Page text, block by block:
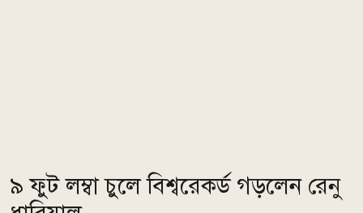
৯ ফুট লম্বা চুলে বিশ্বরেকর্ড গড়লেন রেনু